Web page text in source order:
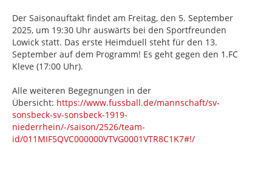
Der Saisonauftakt findet am Freitag, den 5. September
2025, um 19:30 Uhr auswärts bei den Sportfreunden
Lowick statt. Das erste Heimduell steht für den 13.
September auf dem Programm! Es geht gegen den 1.FC
Kleve (17:00 Uhr).
Alle weiteren Begegnungen in der
Übersicht: https://www.fussball.de/mannschaft/sv-
sonsbeck-sv-sonsbeck-1919-
niederrhein/-/saison/2526/team-
id/011MIF5QVC000000VTVG0001VTR8C1K7#!/